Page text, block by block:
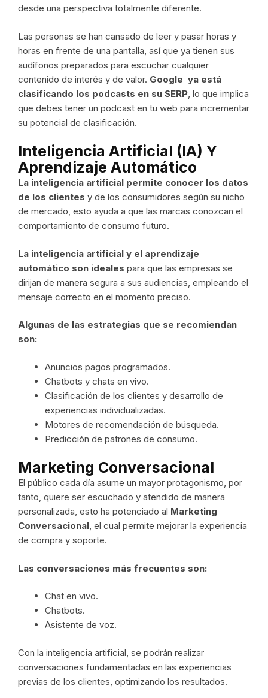
desde una perspectiva totalmente diferente.
Las personas se han cansado de leer y pasar horas y
horas en frente de una pantalla, así que ya tienen sus
audífonos preparados para escuchar cualquier
contenido de interés y de valor. Google ya está
clasificando los podcasts en su SERP , lo que implica
que debes tener un podcast en tu web para incrementar
su potencial de clasificación.
Inteligencia Artificial (IA) Y
Aprendizaje Automático
La inteligencia artificial permite conocer los datos
de los clientes y de los consumidores según su nicho
de mercado, esto ayuda a que las marcas conozcan el
comportamiento de consumo futuro.
La inteligencia artificial y el aprendizaje
automático son ideales para que las empresas se
dirijan de manera segura a sus audiencias, empleando el
mensaje correcto en el momento preciso.
Algunas de las estrategias que se recomiendan
son:
Anuncios pagos programados.
Chatbots y chats en vivo.
Clasificación de los clientes y desarrollo de
experiencias individualizadas.
Motores de recomendación de búsqueda.
Predicción de patrones de consumo.
Marketing Conversacional
El público cada día asume un mayor protagonismo, por
tanto, quiere ser escuchado y atendido de manera
personalizada, esto ha potenciado al Marketing
Conversacional, el cual permite mejorar la experiencia
de compra y soporte.
Las conversaciones más frecuentes son:
Chat en vivo.
Chatbots.
Asistente de voz.
Con la inteligencia artificial, se podrán realizar
conversaciones fundamentadas en las experiencias
previas de los clientes, optimizando los resultados.